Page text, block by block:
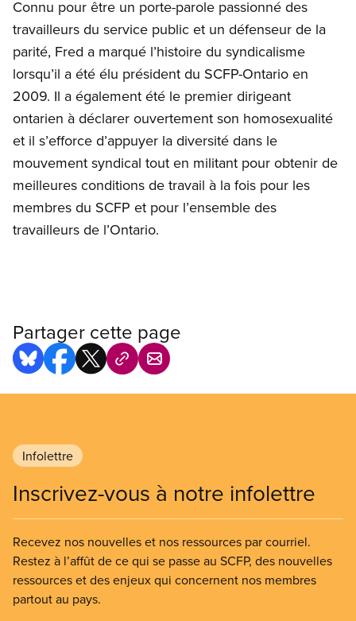
Connu pour être un porte-parole passionné des
travailleurs du service public et un défenseur de la
parité, Fred a marqué l’histoire du syndicalisme
lorsqu’il a été élu président du SCFP-Ontario en
2009. Il a également été le premier dirigeant
ontarien à déclarer ouvertement son homosexualité
et il s’efforce d’appuyer la diversité dans le
mouvement syndical tout en militant pour obtenir de
meilleures conditions de travail à la fois pour les
membres du SCFP et pour l’ensemble des
travailleurs de l’Ontario.
Partager cette page
Infolettre
Inscrivez-vous à notre infolettre
Recevez nos nouvelles et nos ressources par courriel.
Restez à l’affût de ce qui se passe au SCFP, des nouvelles
ressources et des enjeux qui concernent nos membres
partout au pays.